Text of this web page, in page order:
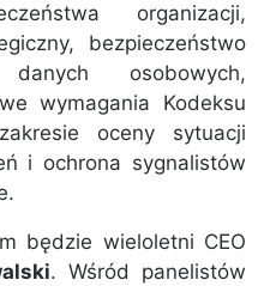
organizacji,
bezpieczeństwo
osobowych,
wymagania Kodeksu
oceny sytuacji
i ochrona sygnalistów
będzie wieloletni CEO
. Wśród panelistów